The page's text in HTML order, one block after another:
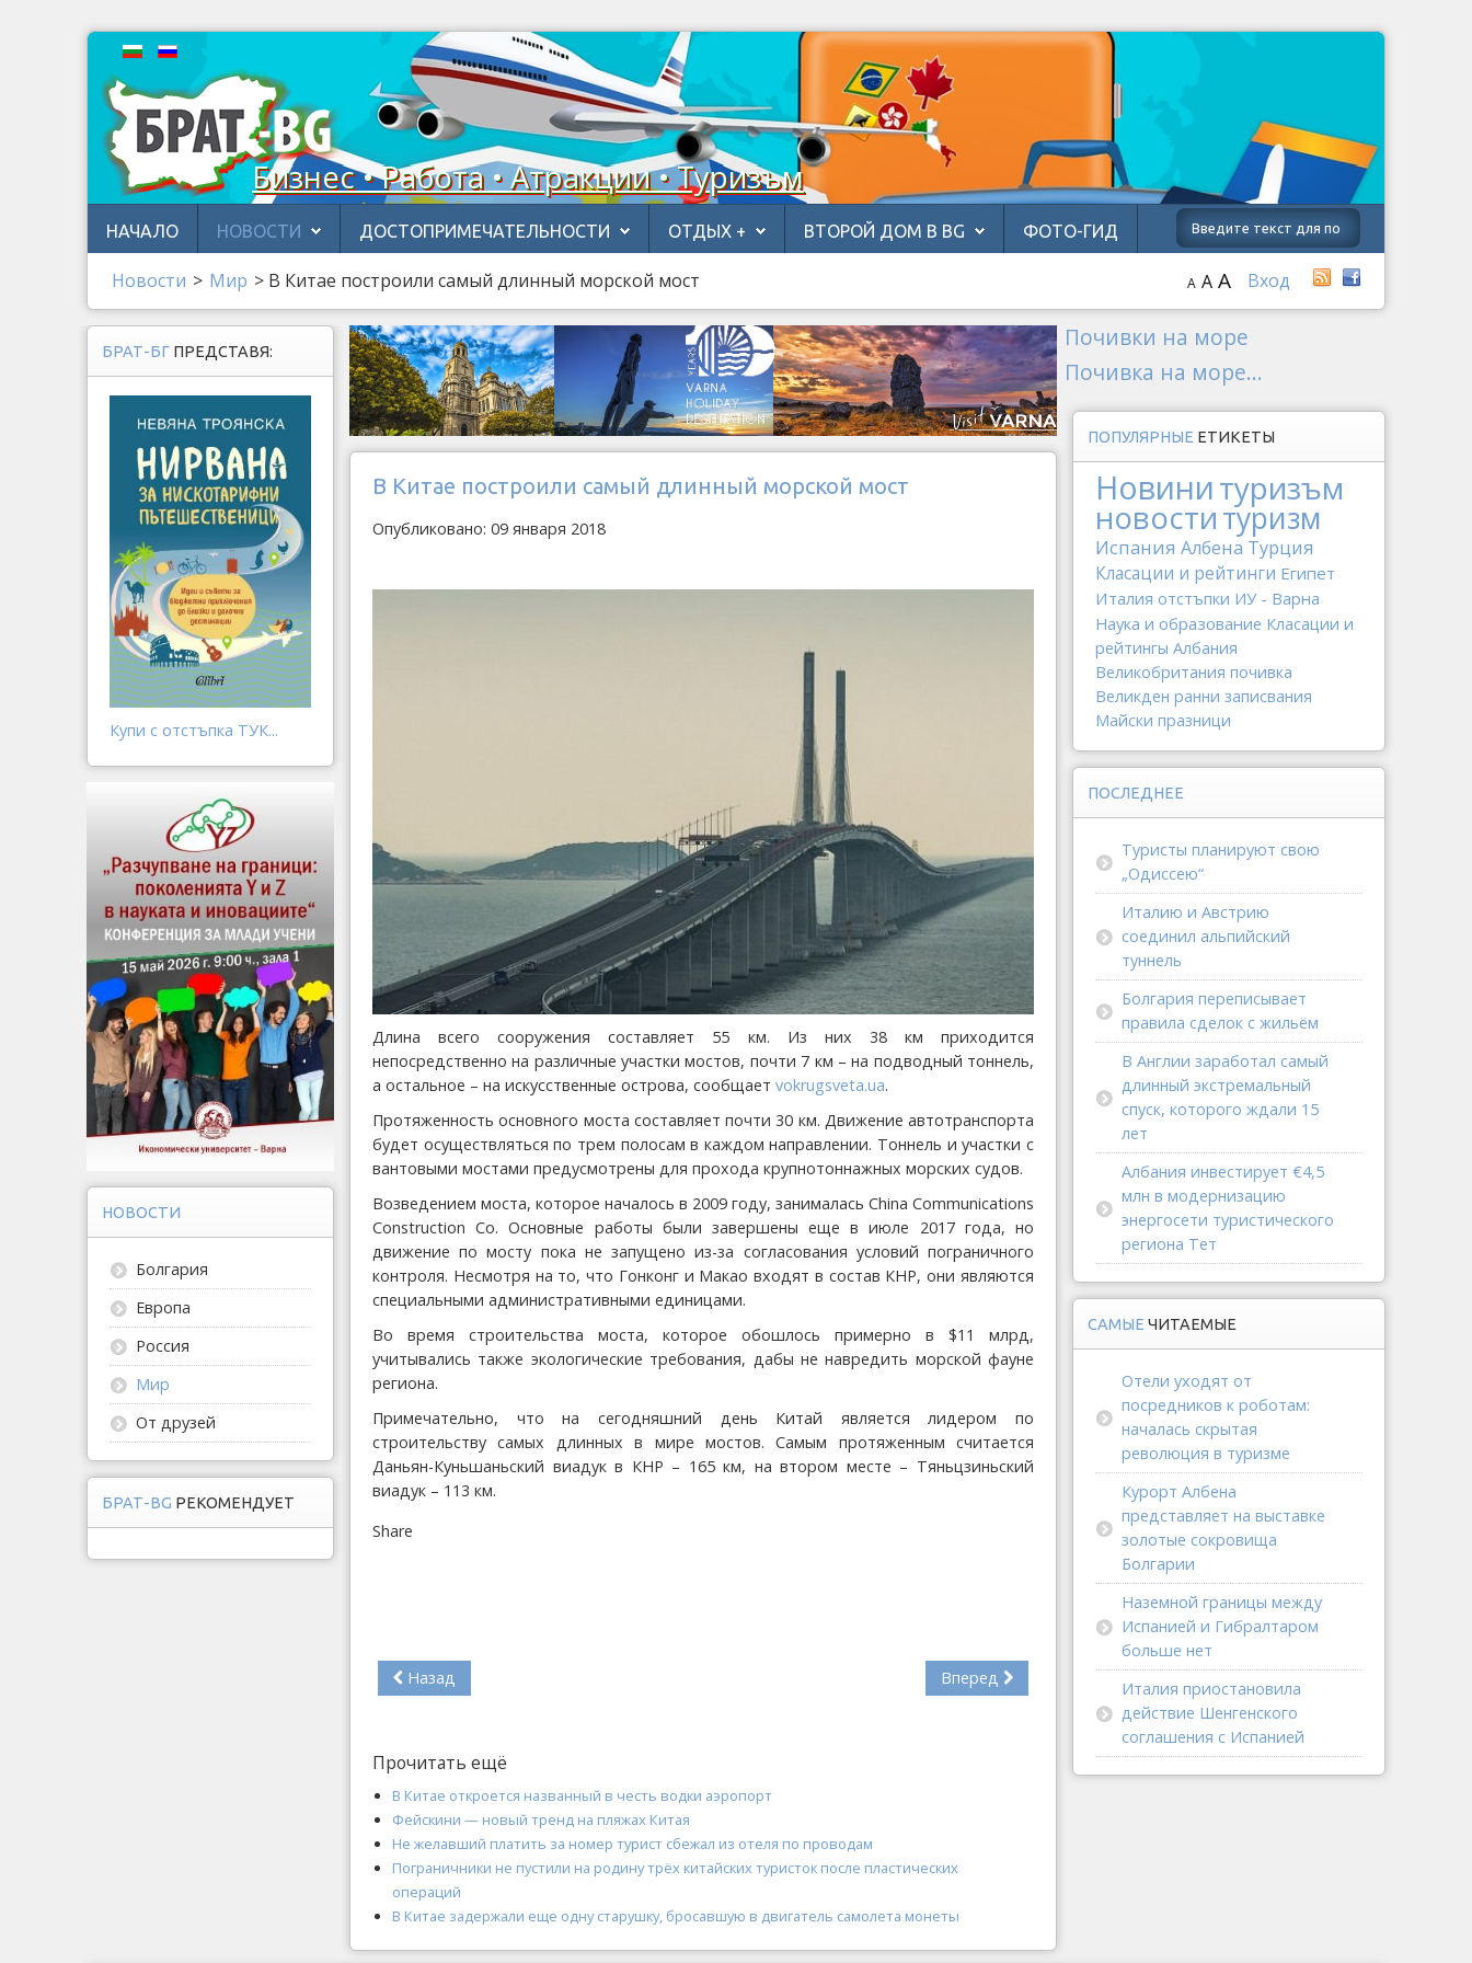
Бизнес • Работа • Атракции • Туризъм
НАЧАЛО НОВОСТИ ДОСТОПРИМЕЧАТЕЛЬНОСТИ ОТДЫХ + ВТОРОЙ ДОМ В BG ФОТО-ГИД
Новости > Мир > В Китае построили самый длинный морской мост Вход
A A A
В Китае построили самый длинный морской мост
Опубликовано: 09 января 2018
Длина всего сооружения составляет 55 км. Из них 38 км приходится
непосредственно на различные участки мостов, почти 7 км – на подводный тоннель,
а остальное – на искусственные острова, сообщает vokrugsveta.ua.
Протяженность основного моста составляет почти 30 км. Движение автотранспорта
будет осуществляться по трем полосам в каждом направлении. Тоннель и участки с
вантовыми мостами предусмотрены для прохода крупнотоннажных морских судов.
Возведением моста, которое началось в 2009 году, занималась China Communications
Construction Co. Основные работы были завершены еще в июле 2017 года, но
движение по мосту пока не запущено из-за согласования условий пограничного
контроля. Несмотря на то, что Гонконг и Макао входят в состав КНР, они являются
специальными административными единицами.
Во время строительства моста, которое обошлось примерно в $11 млрд,
учитывались также экологические требования, дабы не навредить морской фауне
региона.
Примечательно, что на сегодняшний день Китай является лидером по
строительству самых длинных в мире мостов. Самым протяженным считается
Даньян-Куньшаньский виадук в КНР – 165 км, на втором месте – Тяньцзиньский
виадук – 113 км.
Share
Назад Вперед
Прочитать ещё
В Китае откроется названный в честь водки аэропорт
Фейскини — новый тренд на пляжах Китая
Не желавший платить за номер турист сбежал из отеля по проводам
Пограничники не пустили на родину трёх китайских туристок после пластических
операций
В Китае задержали еще одну старушку, бросавшую в двигатель самолета монеты
БРАТ-БГ ПРЕДСТАВЯ:
Купи с отстъпка ТУК...
НОВОСТИ
Болгария
Европа
Россия
Мир
От друзей
БРАТ-BG РЕКОМЕНДУЕТ
Почивки на море
Почивка на море...
ПОПУЛЯРНЫЕ ЕТИКЕТЫ
Новинитуризъм
новоституризм
Испания Албена Турция
Класации и рейтинги Египет
Италия отстъпки ИУ - Варна
Наука и образование Класации и
рейтингы Албания
Великобритания почивка
Великден ранни записвания
Майски празници
ПОСЛЕДНЕЕ
Туристы планируют свою
„Одиссею“
Италию и Австрию
соединил альпийский
туннель
Болгария переписывает
правила сделок с жильём
В Англии заработал самый
длинный экстремальный
спуск, которого ждали 15
лет
Албания инвестирует €4,5
млн в модернизацию
энергосети туристического
региона Тет
САМЫЕ ЧИТАЕМЫЕ
Отели уходят от
посредников к роботам:
началась скрытая
революция в туризме
Курорт Албена
представляет на выставке
золотые сокровища
Болгарии
Наземной границы между
Испанией и Гибралтаром
больше нет
Италия приостановила
действие Шенгенского
соглашения с Испанией